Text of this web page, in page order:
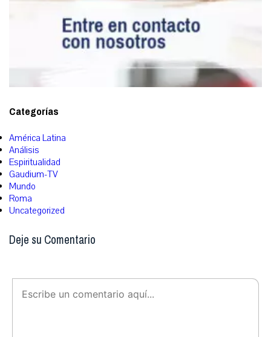
Categorías
América Latina
Análisis
Espiritualidad
Gaudium-TV
Mundo
Roma
Uncategorized
Deje su Comentario